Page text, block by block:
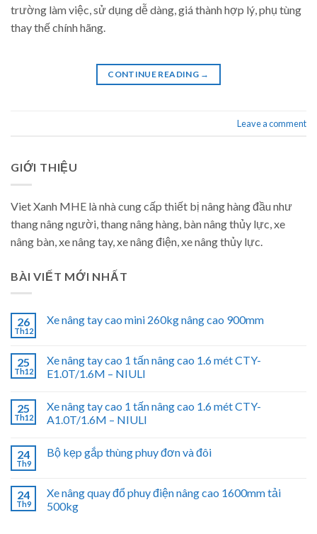
trường làm việc, sử dụng dễ dàng, giá thành hợp lý, phụ tùng
thay thế chính hãng.
CONTINUE READING →
Leave a comment
GIỚI THIỆU
Viet Xanh MHE là nhà cung cấp thiết bị nâng hàng đầu như
thang nâng người, thang nâng hàng, bàn nâng thủy lực, xe
nâng bàn, xe nâng tay, xe nâng điện, xe nâng thủy lực.
BÀI VIẾT MỚI NHẤT
26
Th12
Xe nâng tay cao mini 260kg nâng cao 900mm
25
Th12
Xe nâng tay cao 1 tấn nâng cao 1.6 mét CTY-
E1.0T/1.6M – NIULI
25
Th12
Xe nâng tay cao 1 tấn nâng cao 1.6 mét CTY-
A1.0T/1.6M – NIULI
24
Th9
Bộ kẹp gắp thùng phuy đơn và đôi
24
Th9
Xe nâng quay đổ phuy điện nâng cao 1600mm tải
500kg